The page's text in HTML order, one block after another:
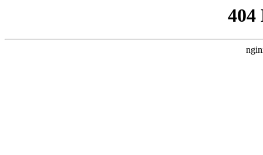
404